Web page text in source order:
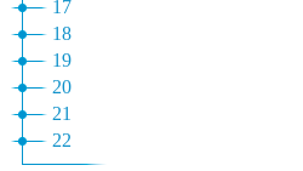
17
18
19
20
21
22